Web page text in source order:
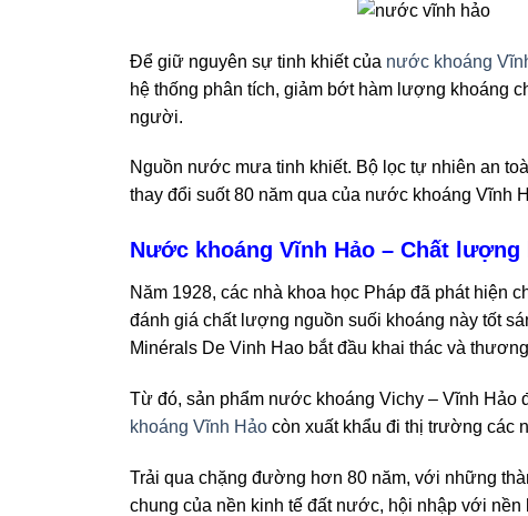
Để giữ nguyên sự tinh khiết của nước khoáng
hệ thống phân tích, giảm bớt hàm lượng khoáng
người.
Nguồn nước mưa tinh khiết. Bộ lọc tự nhiên an
thay đổi suốt 80 năm qua của nước khoáng Vĩnh
Nước khoáng Vĩnh Hảo – Chất
Năm 1928, các nhà khoa học Pháp đã phát hiện
đánh giá chất lượng nguồn suối khoáng này tốt
Minérals De Vinh Hao bắt đầu khai thác và
Từ đó, sản phẩm nước khoáng Vichy – Vĩnh
khoáng Vĩnh Hảo còn xuất khẩu đi thị trường các
Trải qua chặng đường hơn 80 năm, với những
chung của nền kinh tế đất nước, hội nhập với